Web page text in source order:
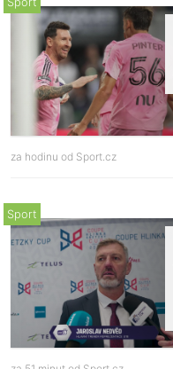
za hodinu od Sport.cz
Sport